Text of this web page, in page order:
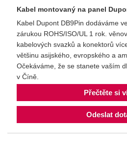
Kabel montovaný na panel
Kabel Dupont DB9Pin dodáváme
zárukou ROHS/ISO/UL 1 rok.
kabelových svazků a konektorů
většinu asijského, evropského a
Očekáváme, že se stanete vaším
v Číně.
Přečtěte si
Odeslat